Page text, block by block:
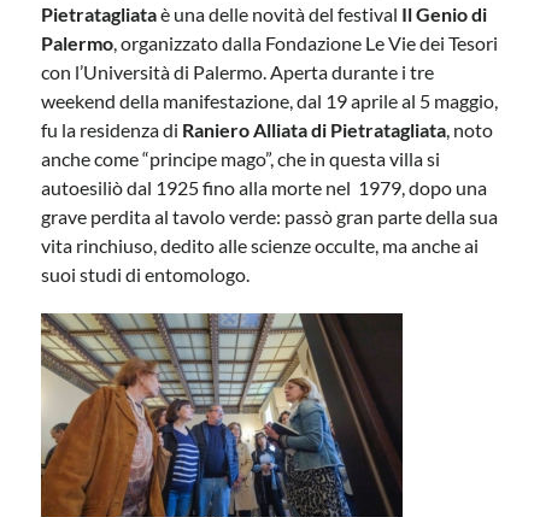
Pietratagliataè una delle novità del festival Il Genio di
Palermo, organizzato dalla Fondazione Le Vie dei Tesori
con l’Università di Palermo. Aperta durante i tre
weekend della manifestazione, dal 19 aprile al 5 maggio,
fu la residenza di Raniero Alliata di Pietratagliata, noto
anche come “principe mago”, che in questa villa si
autoesiliò dal 1925 fino alla morte nel 1979, dopo una
grave perdita al tavolo verde: passò gran parte della sua
vita rinchiuso, dedito alle scienze occulte, ma anche ai
suoi studi di entomologo.